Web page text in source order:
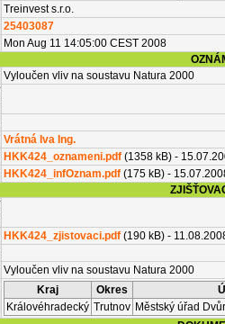
Treinvest s.r.o.
25403087
Mon Aug 11 14:05:00 CEST 2008
Vyloučen vliv na soustavu Natura 2000
Vrátná Iva Ing.
HKK424_oznameni.pdf (1358 kB) -
HKK424_infOznam.pdf (175 kB) -
HKK424_zjistovaci.pdf (190 kB) -
Vyloučen vliv na soustavu Natura 2000
Kraj Okres
Královéhradecký Trutnov Městský úřad